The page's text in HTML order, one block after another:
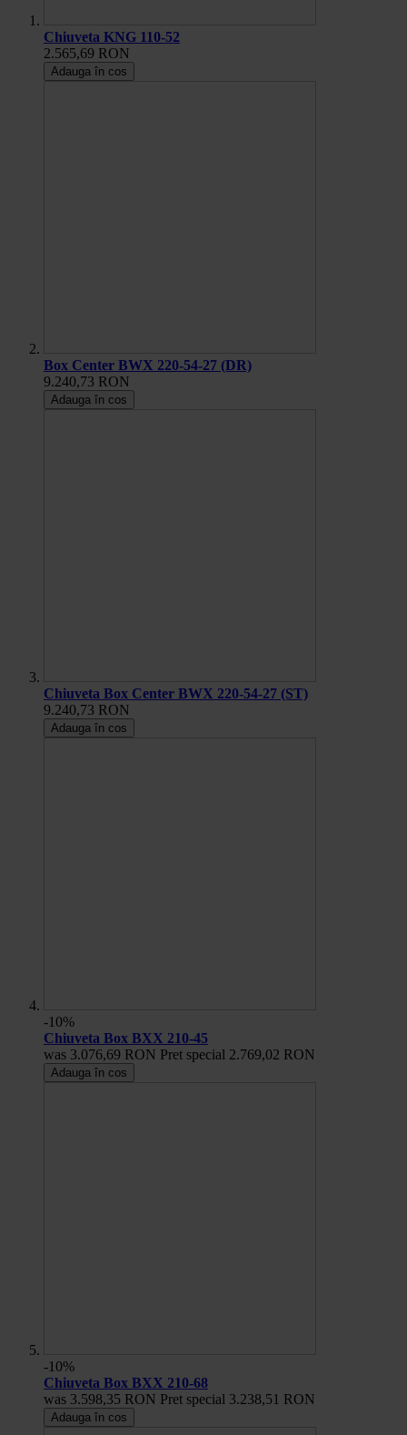
Chiuveta KNG 110-52
2.565,69 RON
Adauga în cos
Box Center BWX 220-54-27 (DR)
9.240,73 RON
Adauga în cos
Chiuveta Box Center BWX 220-54-27 (ST)
9.240,73 RON
Adauga în cos
-10%
Chiuveta Box BXX 210-45
was 3.076,69 RON Pret special 2.769,02 RON
Adauga în cos
-10%
Chiuveta Box BXX 210-68
was 3.598,35 RON Pret special 3.238,51 RON
Adauga în cos